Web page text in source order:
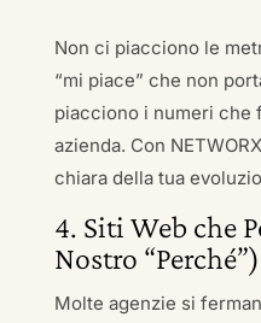
Non ci piacciono le
“mi piace” che non
piacciono i numeri che
azienda. Con
chiara della tua
4. Siti Web che
Nostro “Perché”)
Molte agenzie si